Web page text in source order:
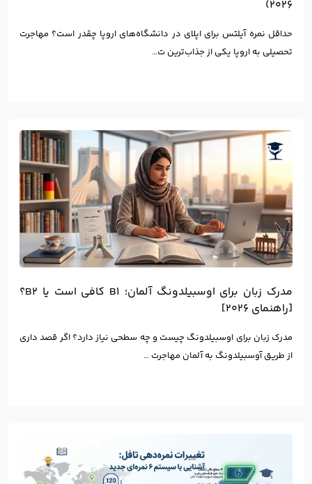
۲۰۲۶)
حداقل نمره آیلتس برای اپلای در دانشگاه‌های اروپا چقدر است؟ مهاجرت
تحصیلی به اروپا یکی از جذاب‌ترین ت…
مدرک زبان برای اوسبیلدونگ آلمان؛ B1 کافی است یا B2؟
[راهنمای ۲۰۲۶]
مدرک زبان برای اوسبیلدونگ چیست و چه سطحی نیاز دارد؟ اگر قصد داری
از طریق آوسبیلدونگ به آلمان مهاجرت …